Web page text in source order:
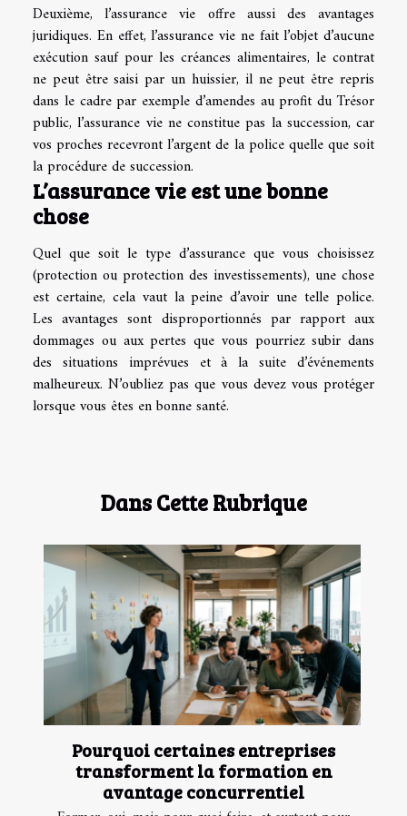
Deuxième, l’assurance vie offre aussi des avantages
juridiques. En effet, l’assurance vie ne fait l’objet d’aucune
exécution sauf pour les créances alimentaires, le contrat
ne peut être saisi par un huissier, il ne peut être repris
dans le cadre par exemple d’amendes au profit du Trésor
public, l’assurance vie ne constitue pas la succession, car
vos proches recevront l’argent de la police quelle que soit
la procédure de succession.
L’assurance vie est une bonne
chose
Quel que soit le type d’assurance que vous choisissez
(protection ou protection des investissements), une chose
est certaine, cela vaut la peine d’avoir une telle police.
Les avantages sont disproportionnés par rapport aux
dommages ou aux pertes que vous pourriez subir dans
des situations imprévues et à la suite d’événements
malheureux. N’oubliez pas que vous devez vous protéger
lorsque vous êtes en bonne santé.
Dans Cette Rubrique
Pourquoi certaines entreprises
transforment la formation en
avantage concurrentiel